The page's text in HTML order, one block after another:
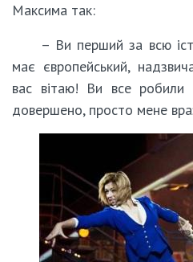
Максима так:
– Ви перший за всю
має європейський,
вас вітаю! Ви все робили
довершено, просто мене